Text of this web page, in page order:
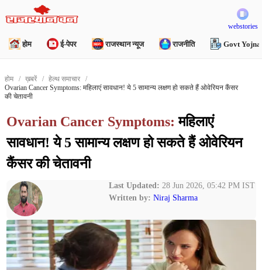
webstories
होम ई-पेपर राजस्थान न्यूज राजनीति Govt Yojna
होम ख़बरें
हेल्थ समाचार
Ovarian Cancer Symptoms: महिलाएं सावधान! ये 5 सामान्य लक्षण हो सकते हैं ओवेरियन कैंसर
की चेतावनी
Ovarian Cancer Symptoms: महिलाएं
सावधान! ये 5 सामान्य लक्षण हो सकते हैं ओवेरियन
कैंसर की चेतावनी
Last Updated: 28 Jun 2026, 05:42 PM IST
Written by: Niraj Sharma